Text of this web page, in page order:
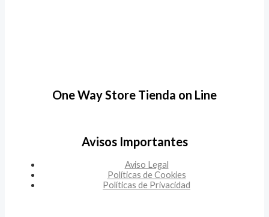
One Way Store Tienda on Line
Avisos Importantes
Aviso Legal
Políticas de Cookies
Políticas de Privacidad